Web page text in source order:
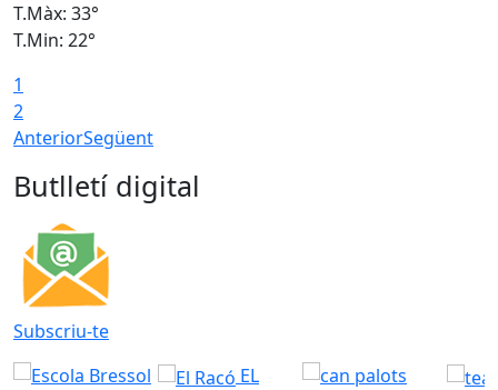
T.Màx: 33°
T.Min: 22°
1
2
AnteriorSegüent
Butlletí digital
Subscriu-te
EL